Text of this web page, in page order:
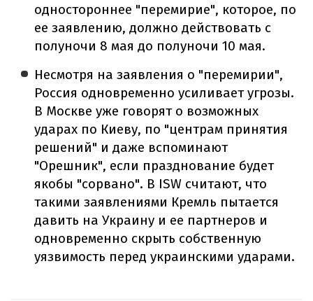
одностороннее "перемирие", которое, по
ее заявлению, должно действовать с
полуночи 8 мая до полуночи 10 мая.
Несмотря на заявления о "перемирии",
Россия одновременно усиливает угрозы.
В Москве уже говорят о возможных
ударах по Киеву, по "центрам принятия
решений" и даже вспоминают
"Орешник", если празднование будет
якобы "сорвано". В ISW считают, что
такими заявлениями Кремль пытается
давить на Украину и ее партнеров и
одновременно скрыть собственную
уязвимость перед украинскими ударами.